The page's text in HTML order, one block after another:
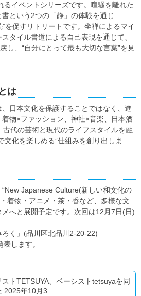
るイベントシリーズです。喧騒を離れた
という2つの「静」の体験を通じ
”を促すリトリートです。坐禅によるマイ
タイル書道による自己表現を通じて、
し、“自分にとって最も大切な言葉”を見
は
日本文化を保護することではなく、進
物×ファッション、神社×音楽、日本酒
代の芸術と現代のライフスタイルを融
文化を楽しめる”仕組みを創り出しま
“New Japanese Culture(新しい和文化の
着物・アニメ・茶・香など、多様な文
へと展開予定です。次回は12月7日(日)
く」(品川区北品川2-20-22)
します。
ストTETSUYA、ベーシストtetsuyaを同
2025年10月3...